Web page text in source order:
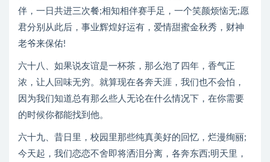
伴，一日共进三次餐;相知相伴赛手足，一个笑颜烦恼无;愿
君分别从此后，事业辉煌好运有，爱情甜蜜金秋秀，财神
老爷来保佑!
六十八、如果说友谊是一杯茶，那么泡了四年，香气正
浓，让人回味无穷。就算现在各奔天涯，我们也不会怕，
因为我们知道总有那么些人无论在什么情况下，在你需要
的时候你都能找到他。
六十九、昔日里，校园里那些纯真美好的回忆，烂漫绚丽;
今天起，我们恋恋不舍即将洒泪分离，各奔东西;明天里，